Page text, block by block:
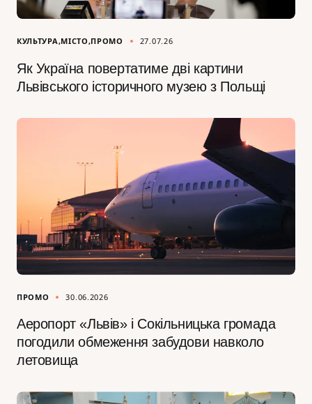
КУЛЬТУРА МІСТО ПРОМО 27.07.26
Як Україна повертатиме дві картини
Львівського історичного музею з Польщі
ПРОМО 30.06.2026
Аеропорт «Львів» і Сокільницька громада
погодили обмеження забудови навколо
летовища